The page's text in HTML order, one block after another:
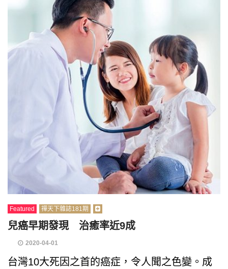
Featured 禪天下雜誌181期
兒癌早期發現 治癒率近9成
2020-04-01
台灣10大死因之首的癌症，令人聞之色變。成